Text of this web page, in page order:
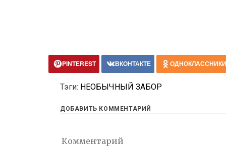
PINTEREST ВКОНТАКТЕ ОДНОКЛАССНИКИ
Тэги: НЕОБЫЧНЫЙ ЗАБОР
ДОБАВИТЬ КОММЕНТАРИЙ